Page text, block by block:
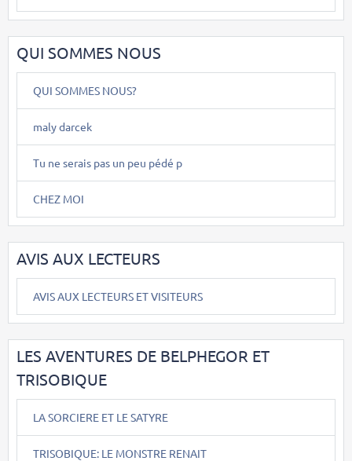
QUI SOMMES NOUS
QUI SOMMES NOUS?
maly darcek
Tu ne serais pas un peu pédé p
CHEZ MOI
AVIS AUX LECTEURS
AVIS AUX LECTEURS ET VISITEURS
LES AVENTURES DE BELPHEGOR ET
TRISOBIQUE
LA SORCIERE ET LE SATYRE
TRISOBIQUE: LE MONSTRE RENAIT